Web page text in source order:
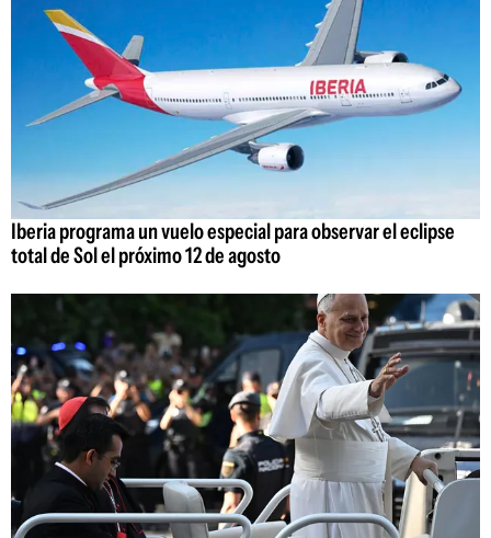
Iberia programa un vuelo especial para observar el eclipse
total de Sol el próximo 12 de agosto